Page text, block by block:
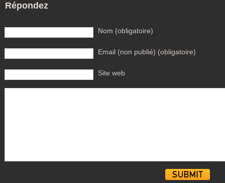
Répondez
Nom (obligatoire)
Email (non publié) (obligatoire)
Site web